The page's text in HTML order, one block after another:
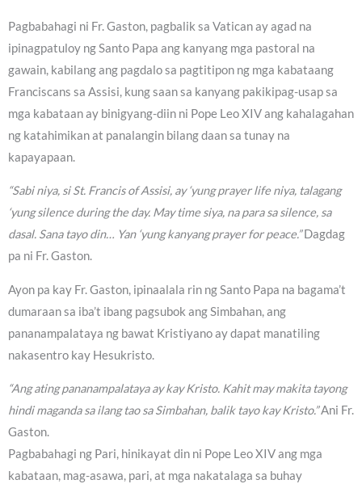
Pagbabahagi ni Fr. Gaston, pagbalik sa Vatican ay agad na
ipinagpatuloy ng Santo Papa ang kanyang mga pastoral na
gawain, kabilang ang pagdalo sa pagtitipon ng mga kabataang
Franciscans sa Assisi, kung saan sa kanyang pakikipag-usap sa
mga kabataan ay binigyang-diin ni Pope Leo XIV ang kahalagahan
ng katahimikan at panalangin bilang daan sa tunay na
kapayapaan.
“Sabi niya, si St. Francis of Assisi, ay ‘yung prayer life niya, talagang
‘yung silence during the day. May time siya, na para sa silence, sa
dasal. Sana tayo din… Yan ‘yung kanyang prayer for peace.”Dagdag
pa ni Fr. Gaston.
Ayon pa kay Fr. Gaston, ipinaalala rin ng Santo Papa na bagama’t
dumaraan sa iba’t ibang pagsubok ang Simbahan, ang
pananampalataya ng bawat Kristiyano ay dapat manatiling
nakasentro kay Hesukristo.
“Ang ating pananampalataya ay kay Kristo. Kahit may makita tayong
hindi maganda sa ilang tao sa Simbahan, balik tayo kay Kristo.”Ani Fr.
Gaston.
Pagbabahagi ng Pari, hinikayat din ni Pope Leo XIV ang mga
kabataan, mag-asawa, pari, at mga nakatalaga sa buhay